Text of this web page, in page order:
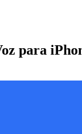
para